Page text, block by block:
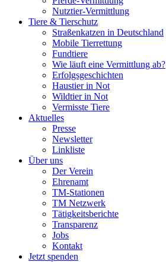
Nutztier-Vermittlung
Tiere & Tierschutz
Straßenkatzen in Deutschland
Mobile Tierrettung
Fundtiere
Wie läuft eine Vermittlung ab?
Erfolgsgeschichten
Haustier in Not
Wildtier in Not
Vermisste Tiere
Aktuelles
Presse
Newsletter
Linkliste
Über uns
Der Verein
Ehrenamt
TM-Stationen
TM Netzwerk
Tätigkeitsberichte
Transparenz
Jobs
Kontakt
Jetzt spenden